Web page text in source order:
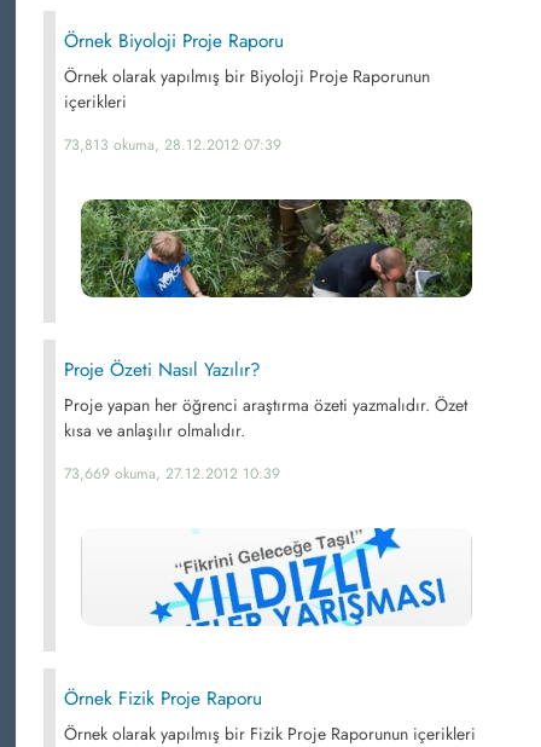
Örnek Biyoloji Proje Raporu
Örnek olarak yapılmış bir Biyoloji Proje Raporunun
içerikleri
73,813 okuma, 28.12.2012 07:39
Proje Özeti Nasıl Yazılır?
Proje yapan her öğrenci araştırma özeti yazmalıdır. Özet
kısa ve anlaşılır olmalıdır.
73,669 okuma, 27.12.2012 10:39
Örnek Fizik Proje Raporu
Örnek olarak yapılmış bir Fizik Proje Raporunun içerikleri